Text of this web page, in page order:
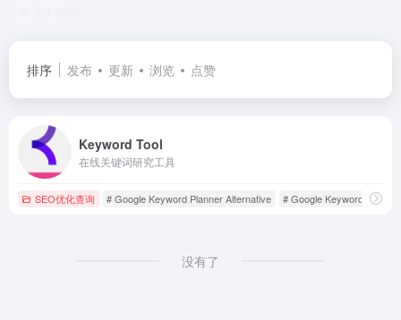
排序 发布 更新 浏览 点赞
Keyword Tool
在线关键词研究工具
SEO优化查询 # Google Keyword Planner Alternative # Google Keyword Tool
没有了